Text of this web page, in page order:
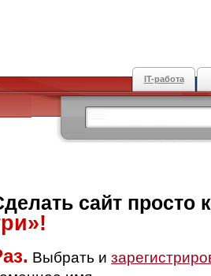
IT-работа
сайт просто
Выбрать и